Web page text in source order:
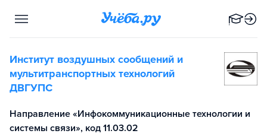
Институт воздушных сообщений и
мультитранспортных технологий
ДВГУПС
Направление «Инфокоммуникационные технологии и
системы связи», код 11.03.02